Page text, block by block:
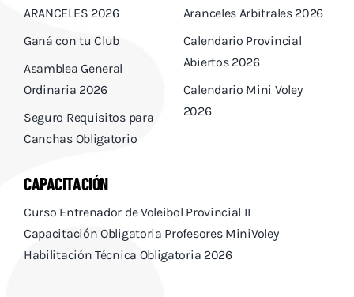
ARANCELES 2026
Ganá con tu Club
Asamblea General
Ordinaria 2026
Seguro Requisitos para
Canchas Obligatorio
Aranceles Arbitrales 2026
Calendario Provincial
Abiertos 2026
Calendario Mini Voley
2026
CAPACITACIÓN
Curso Entrenador de Voleibol Provincial II
Capacitación Obligatoria Profesores MiniVoley
Habilitación Técnica Obligatoria 2026